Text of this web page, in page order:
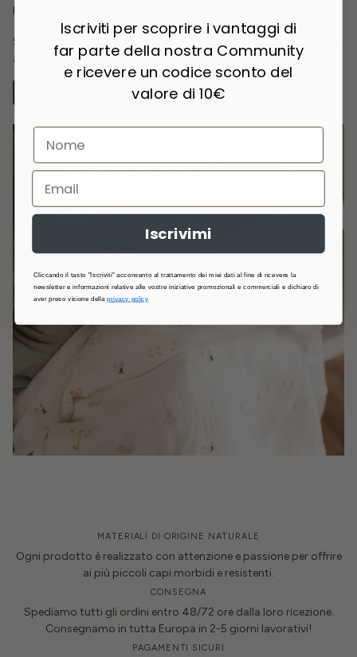
per un futuro più sostenibile.
Scegliere Bamboom significa prendersi cura del futuro, un gesto
alla volta.
SCOPRI LE NOVITÀ
MATERIALI DI ORIGINE NATURALE
Ogni prodotto è realizzato con attenzione e passione per offrire
ai più piccoli capi morbidi e resistenti.
CONSEGNA
Spediamo tutti gli ordini entro 48/72 ore dalla loro ricezione.
Consegnamo in tutta Europa in 2-5 giorni lavorativi!
PAGAMENTI SICURI
Iscriviti per scoprire i vantaggi di
far parte della nostra Community
e ricevere un codice sconto del
valore di 10€
Iscrivimi
Cliccando il tasto "Iscriviti" acconsento al trattamento dei miei dati al fine di ricevere la
newsletter e informazioni relative alle vostre iniziative promozionali e commerciali e dichiaro di
aver preso visione dellaprivacy policy